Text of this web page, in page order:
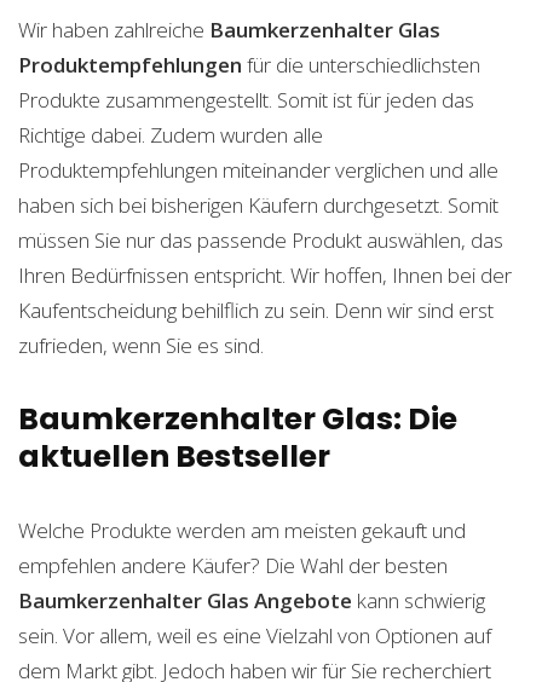
Wir haben zahlreiche Baumkerzenhalter Glas
Produktempfehlungen für die unterschiedlichsten
Produkte zusammengestellt. Somit ist für jeden das
Richtige dabei. Zudem wurden alle
Produktempfehlungen miteinander verglichen und alle
haben sich bei bisherigen Käufern durchgesetzt. Somit
müssen Sie nur das passende Produkt auswählen, das
Ihren Bedürfnissen entspricht. Wir hoffen, Ihnen bei der
Kaufentscheidung behilflich zu sein. Denn wir sind erst
zufrieden, wenn Sie es sind.
Baumkerzenhalter Glas: Die
aktuellen Bestseller
Welche Produkte werden am meisten gekauft und
empfehlen andere Käufer? Die Wahl der besten
Baumkerzenhalter Glas Angebote kann schwierig
sein. Vor allem, weil es eine Vielzahl von Optionen auf
dem Markt gibt. Jedoch haben wir für Sie recherchiert